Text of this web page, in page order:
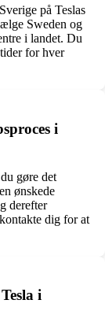
på Teslas
Sweden og
i landet. Du
for hver
i
gøre det
ønskede
derefter
dig for at
i